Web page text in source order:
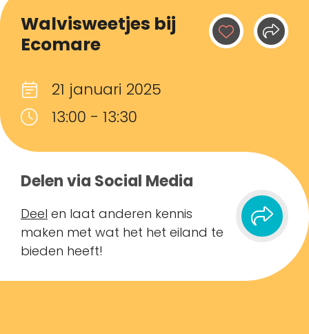
Walvisweetjes bij
Ecomare
21 januari 2025
13:00 - 13:30
Delen via Social Media
Deel en laat anderen kennis
maken met wat het het eiland te
bieden heeft!